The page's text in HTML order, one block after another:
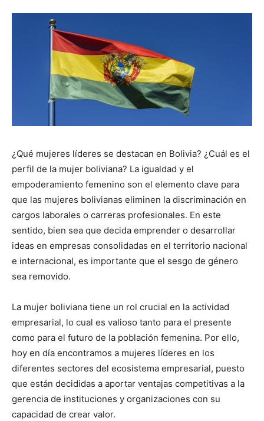
¿Qué mujeres líderes se destacan en Bolivia? ¿Cuál es el
perfil de la mujer boliviana? La igualdad y el
empoderamiento femenino son el elemento clave para
que las mujeres bolivianas eliminen la discriminación en
cargos laborales o carreras profesionales. En este
sentido, bien sea que decida emprender o desarrollar
ideas en empresas consolidadas en el territorio nacional
e internacional, es importante que el sesgo de género
sea removido.
La mujer boliviana tiene un rol crucial en la actividad
empresarial, lo cual es valioso tanto para el presente
como para el futuro de la población femenina. Por ello,
hoy en día encontramos a mujeres líderes en los
diferentes sectores del ecosistema empresarial, puesto
que están decididas a aportar ventajas competitivas a la
gerencia de instituciones y organizaciones con su
capacidad de crear valor.